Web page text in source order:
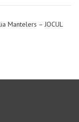
Mantelers – JOCUL